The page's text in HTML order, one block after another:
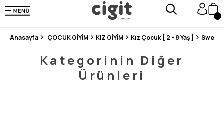
250.000'DEN FAZLA DEĞERLENDİRMEDE 5 ÜZERİNDEN 4.8 PUAN ALDI ⭐⭐⭐⭐⭐
3 MİLYONDAN FAZLA MUTLU MÜŞTERİ ❤️ 10 MİLYON ÜRÜN
Anasayfa ÇOCUK GİYİM KIZ GİYİM Kız Çocuk [ 2 - 8 Yaş ]
Kategorinin Diğer
Ürünleri